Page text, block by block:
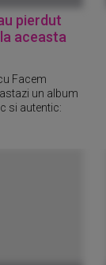
pierdut
aceasta
Facem
un album
si autentic: